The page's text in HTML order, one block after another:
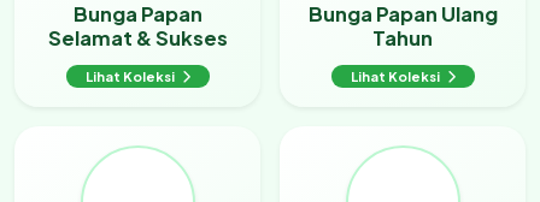
Bunga Papan
Selamat & Sukses
Lihat Koleksi
Bunga Papan Ulang
Tahun
Lihat Koleksi